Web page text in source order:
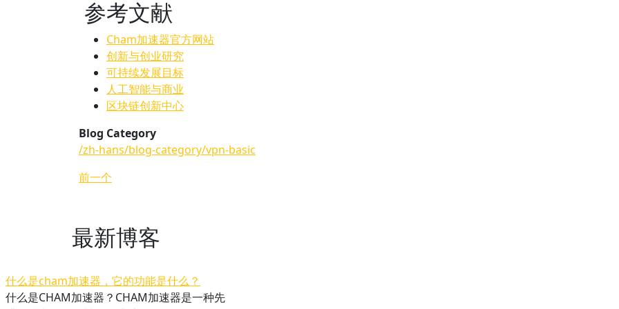
参考文献
Cham加速器官方网站
创新与创业研究
可持续发展目标
人工智能与商业
区块链创新中心
Blog Category
/zh-hans/blog-category/vpn-basic
前一个
最新博客
什么是cham加速器，它的功能是什么？
什么是CHAM加速器？CHAM加速器是一种先